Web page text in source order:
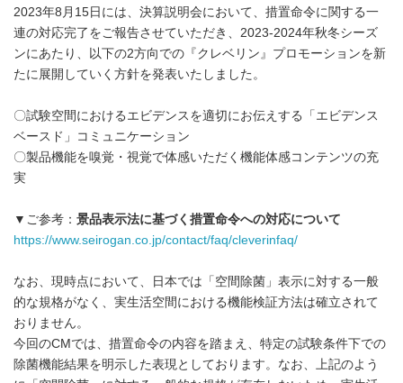
2023年8月15日には、決算説明会において、措置命令に関する一
連の対応完了をご報告させていただき、2023-2024年秋冬シーズ
ンにあたり、以下の2方向での『クレベリン』プロモーションを新
たに展開していく方針を発表いたしました。
〇試験空間におけるエビデンスを適切にお伝えする「エビデンス
ベースド」コミュニケーション​
〇製品機能を嗅覚・視覚で体感いただく機能体感コンテンツの充
実
▼ご参考： 景品表示法に基づく措置命令への対応について
https://www.seirogan.co.jp/contact/faq/cleverinfaq/
なお、現時点において、日本では「空間除菌」表示に対する一般
的な規格がなく、実生活空間における機能検証方法は確立されて
おりません。
今回のCMでは、措置命令の内容を踏まえ、特定の試験条件下での
除菌機能結果を明示した表現としております。なお、上記のよう